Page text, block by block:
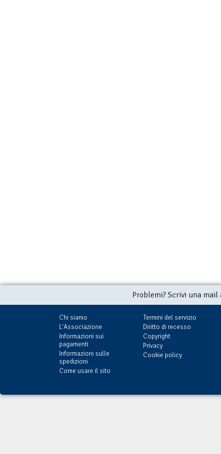
Problemi? Scrivi una
Chi siamo
L'Associazione
Informazioni sui
pagamenti
Informazioni sulle
spedizioni
Come usare il sito
Termini del servizio
Diritto di recesso
Copyright
Privacy
Cookie policy